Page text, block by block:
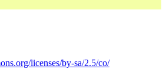
licenses/by-sa/2.5/co/